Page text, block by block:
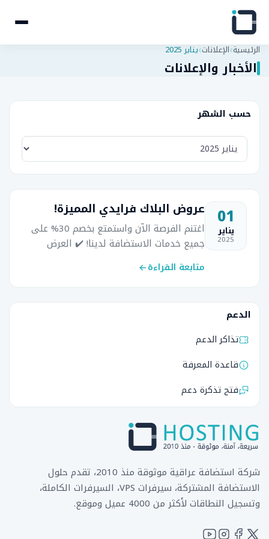
الرئيسية الإعلانات يناير 2025
الأخبار والإعلانات
حسب الشهر
01
يناير
2025
عروض البلاك فرايدي المميزة!
اغتنم الفرصة الآن واستمتع بخصم 30% على
جميع خدمات الاستضافة لدينا! ✔️ العرض
الصغيرة والمتوسطة استضافة الريسلر - لبيع
خدمات الاستضافة السيرفرات ...
متابعة القراءة
الدعم
تذاكر الدعم
قاعدة المعرفة
فتح تذكرة دعم
شركة استضافة عراقية موثوقة منذ 2010، تقدم حلول
الاستضافة المشتركة، سيرفرات VPS، السيرفرات الكاملة،
وتسجيل النطاقات لأكثر من 4000 عميل وموقع.